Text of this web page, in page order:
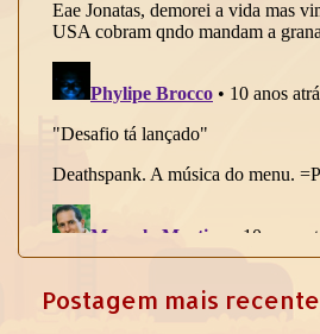
Postagem mais recente